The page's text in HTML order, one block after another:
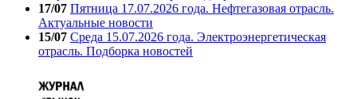
17/07 Пятница 17.07.2026 года. Нефтегазовая отрасль.
Актуальные новости
15/07 Среда 15.07.2026 года. Электроэнергетическая
отрасль. Подборка новостей